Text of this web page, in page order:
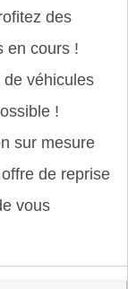
des
en cours !
véhicules
!
sur mesure
de reprise
vous